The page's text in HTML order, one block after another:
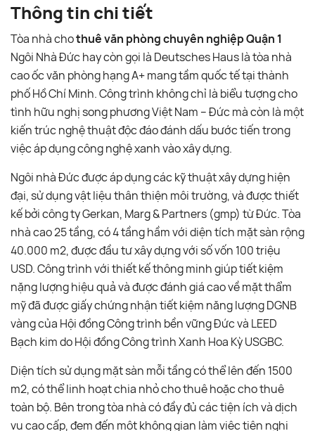
Thông tin chi tiết
Tòa nhà chothuê văn phòng chuyên nghiệp Quận 1
Ngôi Nhà Đức hay còn gọi là Deutsches Haus là tòa nhà
cao ốc văn phòng hạng A+ mang tầm quốc tế tại thành
phố Hồ Chí Minh. Công trình không chỉ là biểu tượng cho
tình hữu nghị song phương Việt Nam – Đức mà còn là một
kiến trúc nghệ thuật độc đáo đánh dấu bước tiến trong
việc áp dụng công nghệ xanh vào xây dựng.
Ngôi nhà Đức được áp dụng các kỹ thuật xây dựng hiện
đại, sử dụng vật liệu thân thiện môi trường, và được thiết
kế bởi công ty Gerkan, Marg & Partners (gmp) từ Đức. Tòa
nhà cao 25 tầng, có 4 tầng hầm với diện tích mặt sàn rộng
40.000 m2, được đầu tư xây dựng với số vốn 100 triệu
USD. Công trình với thiết kế thông minh giúp tiết kiệm
nặng lượng hiệu quả và được đánh giá cao về mặt thẩm
mỹ đã được giấy chứng nhận tiết kiệm năng lượng DGNB
vàng của Hội đồng Công trình bền vững Đức và LEED
Bạch kim do Hội đồng Công trình Xanh Hoa Kỳ USGBC.
Diện tích sử dụng mặt sàn mỗi tầng có thể lên đến 1500
m2, có thể linh hoạt chia nhỏ cho thuê hoặc cho thuê
toàn bộ. Bên trong tòa nhà có đầy đủ các tiện ích và dịch
vụ cao cấp, đem đến một không gian làm việc tiện nghi